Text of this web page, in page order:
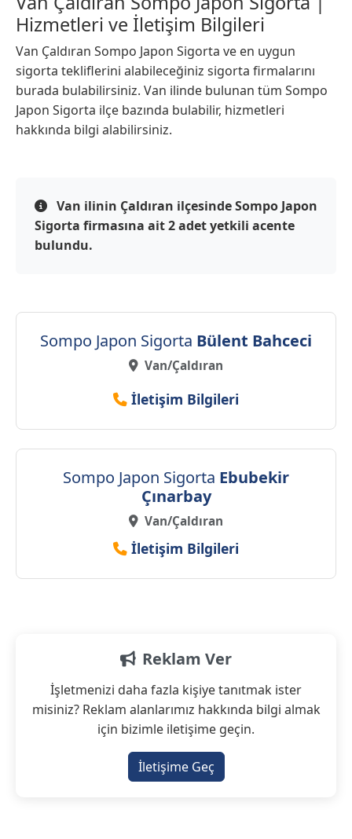
Hizmetleri ve İletişim Bilgileri
Van Çaldıran Sompo Japon Sigorta ve en uygun
sigorta tekliflerini alabileceğiniz sigorta firmalarını
burada bulabilirsiniz. Van ilinde bulunan tüm Sompo
Japon Sigorta ilçe bazında bulabilir, hizmetleri
hakkında bilgi alabilirsiniz.
Van ilinin Çaldıran ilçesinde Sompo Japon
Sigorta firmasına ait 2 adet yetkili acente
bulundu.
Sompo Japon Sigorta Bülent Bahceci
Van/Çaldıran
İletişim Bilgileri
Sompo Japon Sigorta Ebubekir
Çınarbay
Van/Çaldıran
İletişim Bilgileri
Reklam Ver
İşletmenizi daha fazla kişiye tanıtmak ister
misiniz? Reklam alanlarımız hakkında bilgi almak
için bizimle iletişime geçin.
İletişime Geç